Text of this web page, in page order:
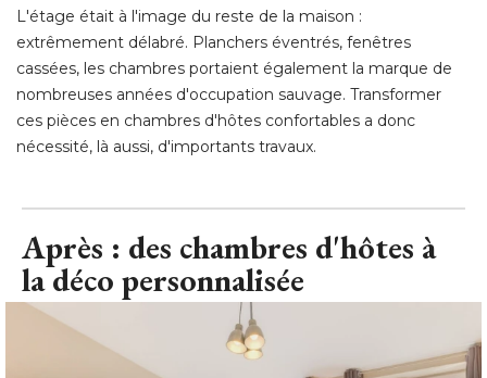
ces pièces en chambres d'hôtes confortables a donc
nécessité, là aussi, d'importants travaux.
Après : des chambres d'hôtes à